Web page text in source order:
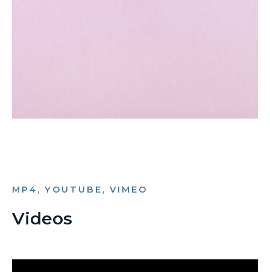
MP4, YOUTUBE, VIMEO
Videos